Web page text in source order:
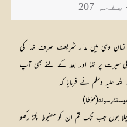
207
وحی میں مدار شریعت صرف خدا کی
سیرت پر تھا اور بعد کے لئے بھی آپ
علیہ وسلم نے فرمایا کہ
وسنۃ رسولہ(مؤطا)
ہوں جب تک تم ان کو مضبوط پکڑ رکھو